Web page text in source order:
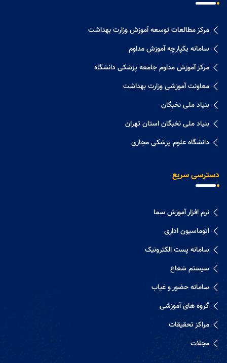
مرکز مطالعات توسعه آموزش وزارت بهداشت
سامانه یکپارچه آموزش مداوم
مرکز آموزش مداوم جامعه پزشکی دانشگاه
معاونت آموزشی وزارت بهداشت
بنیاد ملی نخبگان
بنیاد ملی نخبگان استان تهران
دانشگاه علوم پزشکی مجازی
دسترسی سریع
نرم افزار آموزش سما
اتوماسیون اداری
سامانه پست الکترونیک
سیستم شعاع
سامانه حضور و غیاب
گروه های آموزشی
مراکز تحقیقات
مجلات